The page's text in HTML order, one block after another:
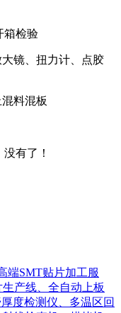
箱检验
镜、扭力计、点胶
料混板
有了！
端SMT贴片加工服
产线、全自动上板
度检测仪、多温区回